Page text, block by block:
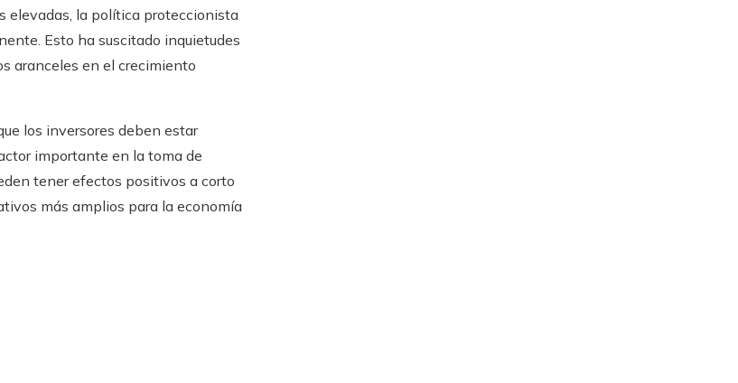
elevadas, la política proteccionista
Esto ha suscitado inquietudes
aranceles en el crecimiento
los inversores deben estar
importante en la toma de
tener efectos positivos a corto
más amplios para la economía